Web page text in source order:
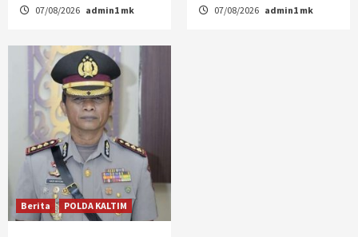
07/08/2026 admin1 mk 07/08/2026 admin1 mk
Berita POLDA KALTIM